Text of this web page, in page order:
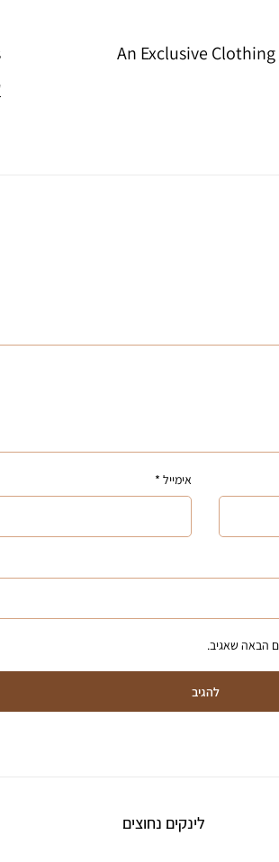
An Exclusive
אימייל *
הבאה שאגיב.
להגיב
לינקים נחוצים